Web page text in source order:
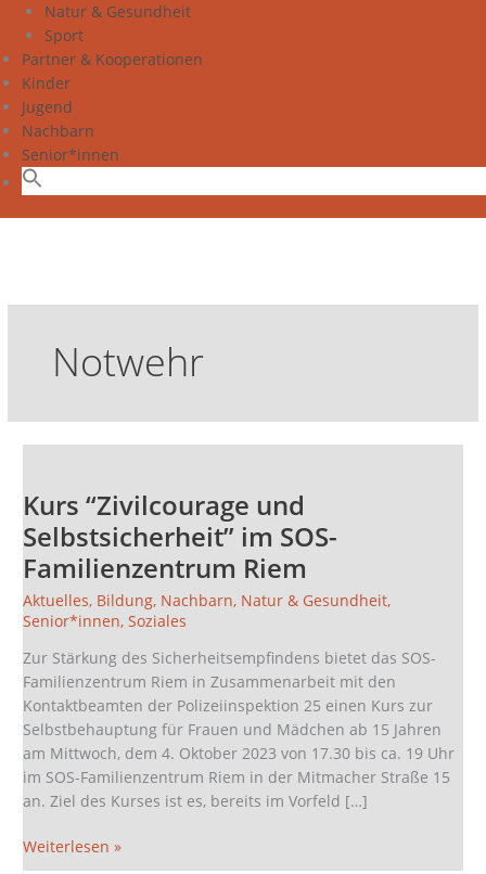
Natur & Gesundheit
Sport
Partner & Kooperationen
Kinder
Jugend
Nachbarn
Senior*innen
Notwehr
Kurs “Zivilcourage und
Selbstsicherheit” im SOS-
Familienzentrum Riem
Aktuelles, Bildung, Nachbarn, Natur & Gesundheit,
Senior*innen,Soziales
Zur Stärkung des Sicherheitsempfindens bietet das SOS-
Familienzentrum Riem in Zusammenarbeit mit den
Kontaktbeamten der Polizeiinspektion 25 einen Kurs zur
Selbstbehauptung für Frauen und Mädchen ab 15 Jahren
am Mittwoch, dem 4. Oktober 2023 von 17.30 bis ca. 19 Uhr
im SOS-Familienzentrum Riem in der Mitmacher Straße 15
an. Ziel des Kurses ist es, bereits im Vorfeld […]
und
Selbstsicherheit”
im
SOS-
Familienzentrum
Riem
Weiterlesen »